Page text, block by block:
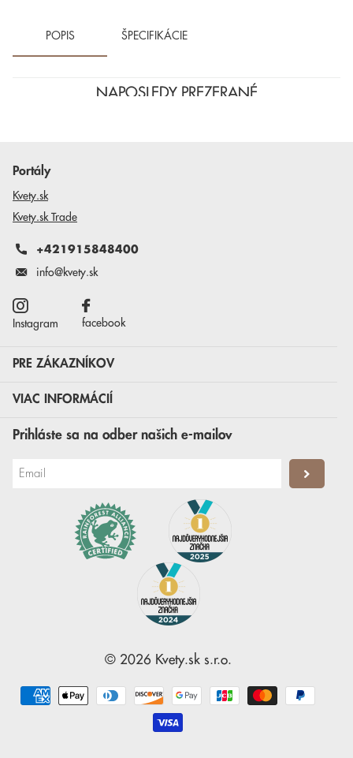
POPIS ŠPECIFIKÁCIE
NAPOSLEDY PREZERANÉ
Portály
Kvety.sk
Kvety.sk Trade
+421915848400
info@kvety.sk
Instagram facebook
PRE ZÁKAZNÍKOV
VIAC INFORMÁCIÍ
Prihláste sa na odber našich e-mailov
© 2026 Kvety.sks.r.o.